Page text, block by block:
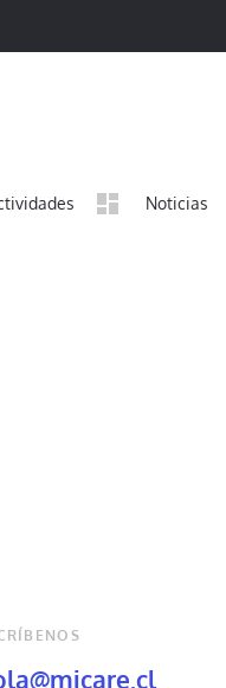
Noticias